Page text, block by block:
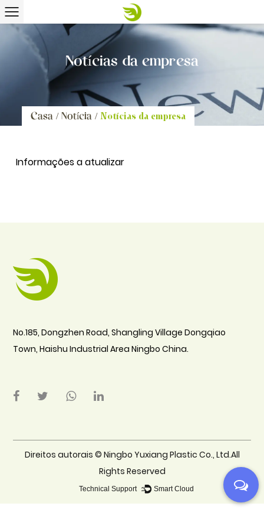
Notícias da empresa
Casa /Notícia / Notícias da empresa
Informações a atualizar
No.185, Dongzhen Road, Shangling Village Dongqiao
Town, Haishu Industrial Area Ningbo China.
Direitos autorais © Ningbo Yuxiang Plastic Co., Ltd.All
Rights Reserved
Technical Support ： Smart Cloud